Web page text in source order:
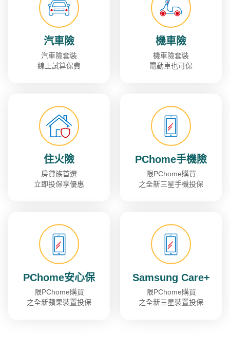
汽車險
汽車險套裝
線上試算保費
機車險
機車險套裝
電動車也可保
住火險
房貸族首選
立即投保享優惠
PChome手機險
限PChome購買
之全新三星手機投保
PChome安心保
限PChome購買
之全新蘋果裝置投保
Samsung Care+
限PChome購買
之全新三星裝置投保